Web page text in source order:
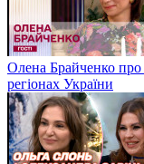
Олена Брайченко про
регіонах України